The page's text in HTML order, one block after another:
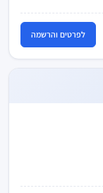
לפרטים והרשמה